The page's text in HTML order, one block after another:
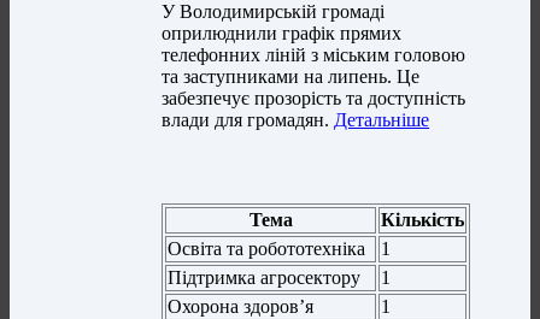
У Володимирській громаді
оприлюднили графік прямих
телефонних ліній з міським головою
та заступниками на липень. Це
забезпечує прозорість та доступність
влади для громадян. Детальніше
Тема
Кількість
Освіта та робототехніка
1
Підтримка агросектору
1
Охорона здоров’я
1